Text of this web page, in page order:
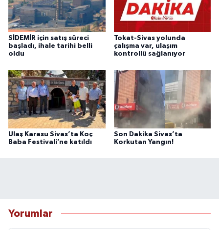
SİDEMİR için satış süreci
başladı, ihale tarihi belli
oldu
Tokat-Sivas yolunda
çalışma var, ulaşım
kontrollü sağlanıyor
Ulaş Karasu Sivas’ta Koç
Baba Festivali’ne katıldı
Son Dakika Sivas’ta
Korkutan Yangın!
Yorumlar